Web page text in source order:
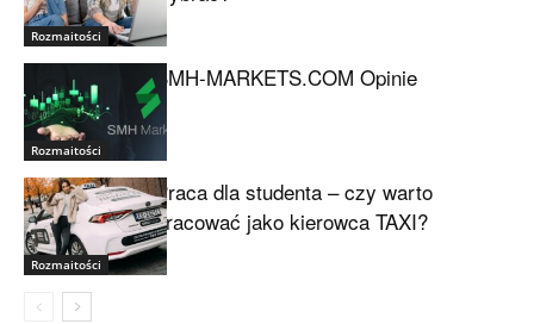
Rozmaitości
Rozmaitości
SMH-MARKETS.COM Opinie
Rozmaitości
Praca dla studenta – czy warto
pracować jako kierowca TAXI?